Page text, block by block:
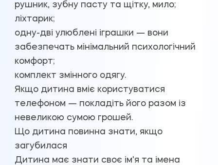
рушник, зубну пасту та щітку, мило;
ліхтарик;
одну-дві улюблені іграшки — вони
забезпечать мінімальний психологічний
комфорт;
комплект змінного одягу.
Якщо дитина вміє користуватися
телефоном — покладіть його разом із
невеликою сумою грошей.
Що дитина повинна знати, якщо
загубилася
Дитина має знати своє ім'я та імена